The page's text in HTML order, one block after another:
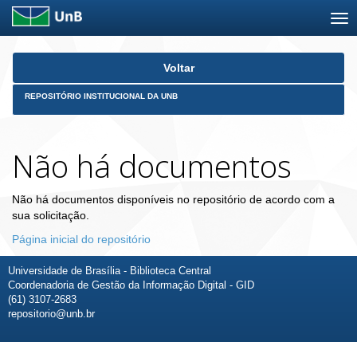
Skip
Voltar
REPOSITÓRIO INSTITUCIONAL DA UNB
Não há documentos
Não há documentos disponíveis no repositório de acordo com a
sua solicitação.
Página inicial do repositório
Universidade de Brasília - Biblioteca Central
Coordenadoria de Gestão da Informação Digital - GID
(61) 3107-2683
repositorio@unb.br